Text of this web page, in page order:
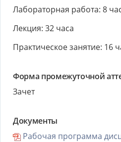
Лабораторная работа: 8
Лекция: 32 часа
Практическое занятие: 16
Форма промежуточной
Зачет
Документы
Рабочая программа